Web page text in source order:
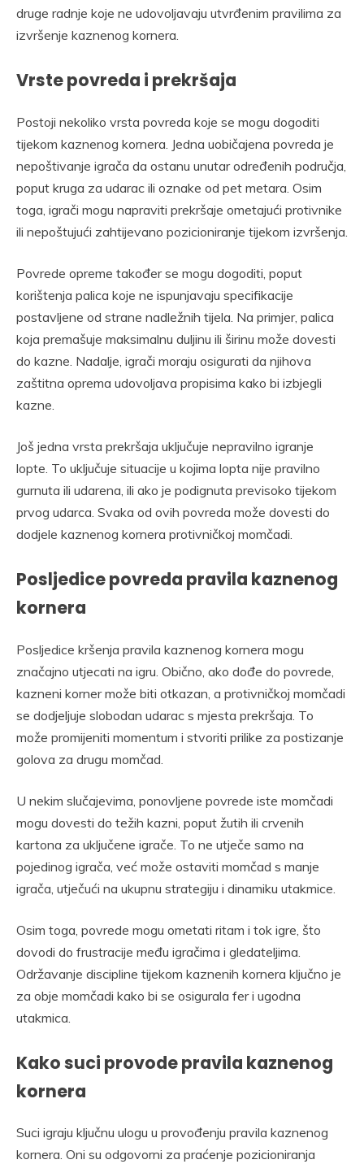
druge radnje koje ne udovoljavaju utvrđenim pravilima za
izvršenje kaznenog kornera.
Vrste povreda i prekršaja
Postoji nekoliko vrsta povreda koje se mogu dogoditi
tijekom kaznenog kornera. Jedna uobičajena povreda je
nepoštivanje igrača da ostanu unutar određenih područja,
poput kruga za udarac ili oznake od pet metara. Osim
toga, igrači mogu napraviti prekršaje ometajući protivnike
ili nepoštujući zahtijevano pozicioniranje tijekom izvršenja.
Povrede opreme također se mogu dogoditi, poput
korištenja palica koje ne ispunjavaju specifikacije
postavljene od strane nadležnih tijela. Na primjer, palica
koja premašuje maksimalnu duljinu ili širinu može dovesti
do kazne. Nadalje, igrači moraju osigurati da njihova
zaštitna oprema udovoljava propisima kako bi izbjegli
kazne.
Još jedna vrsta prekršaja uključuje nepravilno igranje
lopte. To uključuje situacije u kojima lopta nije pravilno
gurnuta ili udarena, ili ako je podignuta previsoko tijekom
prvog udarca. Svaka od ovih povreda može dovesti do
dodjele kaznenog kornera protivničkoj momčadi.
Posljedice povreda pravila kaznenog
kornera
Posljedice kršenja pravila kaznenog kornera mogu
značajno utjecati na igru. Obično, ako dođe do povrede,
kazneni korner može biti otkazan, a protivničkoj momčadi
se dodjeljuje slobodan udarac s mjesta prekršaja. To
može promijeniti momentum i stvoriti prilike za postizanje
golova za drugu momčad.
U nekim slučajevima, ponovljene povrede iste momčadi
mogu dovesti do težih kazni, poput žutih ili crvenih
kartona za uključene igrače. To ne utječe samo na
pojedinog igrača, već može ostaviti momčad s manje
igrača, utječući na ukupnu strategiju i dinamiku utakmice.
Osim toga, povrede mogu ometati ritam i tok igre, što
dovodi do frustracije među igračima i gledateljima.
Održavanje discipline tijekom kaznenih kornera ključno je
za obje momčadi kako bi se osigurala fer i ugodna
utakmica.
Kako suci provode pravila kaznenog
kornera
Suci igraju ključnu ulogu u provođenju pravila kaznenog
kornera. Oni su odgovorni za praćenje pozicioniranja